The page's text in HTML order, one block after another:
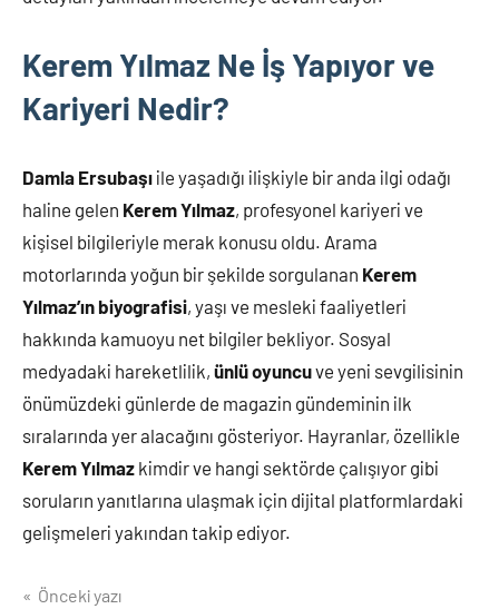
Kerem Yılmaz Ne İş Yapıyor ve
Kariyeri Nedir?
Damla Ersubaşı ile yaşadığı ilişkiyle bir anda ilgi odağı
haline gelen Kerem Yılmaz, profesyonel kariyeri ve
kişisel bilgileriyle merak konusu oldu. Arama
motorlarında yoğun bir şekilde sorgulanan Kerem
Yılmaz’ın biyografisi, yaşı ve mesleki faaliyetleri
hakkında kamuoyu net bilgiler bekliyor. Sosyal
medyadaki hareketlilik, ünlü oyuncuve yeni sevgilisinin
önümüzdeki günlerde de magazin gündeminin ilk
sıralarında yer alacağını gösteriyor. Hayranlar, özellikle
Kerem Yılmaz kimdir ve hangi sektörde çalışıyor gibi
soruların yanıtlarına ulaşmak için dijital platformlardaki
gelişmeleri yakından takip ediyor.
Yazı
Önceki yazı